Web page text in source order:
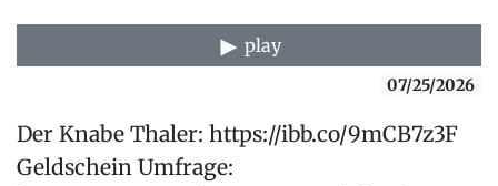
play
07/25/2026
Der Knabe Thaler: https://ibb.co/9mCB7z3F
Geldschein Umfrage: